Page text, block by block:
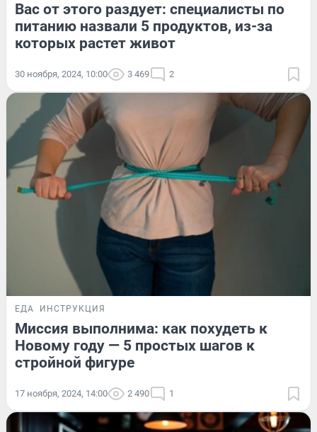
Вас от этого раздует: специалисты по
питанию назвали 5 продуктов, из-за
которых растет живот
30 ноября, 2024, 10:00 3 469 2
ЕДА ИНСТРУКЦИЯ
Миссия выполнима: как похудеть к
Новому году — 5 простых шагов к
стройной фигуре
17 ноября, 2024, 14:00 2 490 1